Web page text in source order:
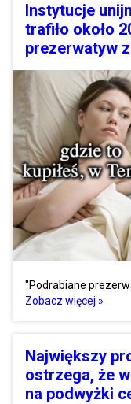
Instytucje
trafiło około
prezerwatyw
"Podrabiane
Zobacz więcej »
Największy
ostrzega, że
na podwyżki